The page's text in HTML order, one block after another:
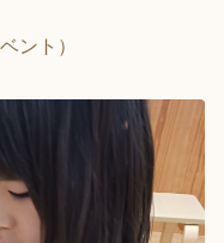
ント）